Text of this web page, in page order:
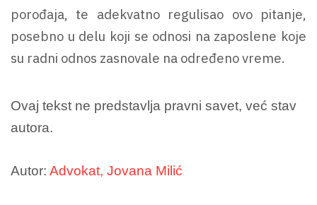
porođaja, te adekvatno regulisao ovo pitanje,
posebno u delu koji se odnosi na zaposlene koje
su radni odnos zasnovale na određeno vreme.
Ovaj tekst ne predstavlja pravni savet, već stav
autora.
Autor: Advokat, Jovana Milić